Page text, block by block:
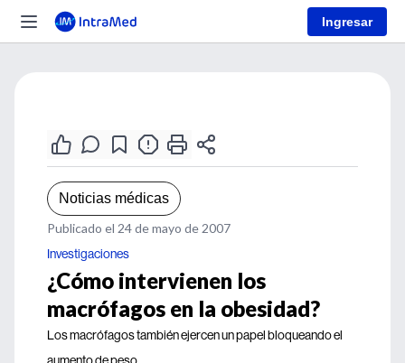
Ingresar
Noticias médicas
Publicado el 24 de mayo de 2007
Investigaciones
¿Cómo intervienen los
macrófagos en la obesidad?
Los macrófagos también ejercen un papel bloqueando el